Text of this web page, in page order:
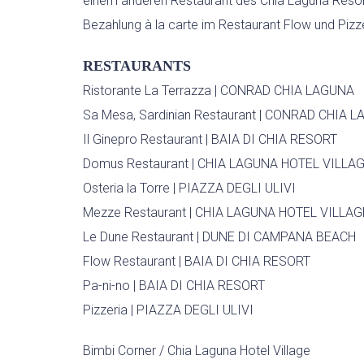
Bezahlung à la carte im Restaurant Flow und
RESTAURANTS
Ristorante La Terrazza | CONRAD CHIA LAGUNA
Sa Mesa, Sardinian Restaurant | CONRAD CHIA
Il Ginepro Restaurant | BAIA DI CHIA RESORT
Domus Restaurant | CHIA LAGUNA HOTEL
Osteria la Torre | PIAZZA DEGLI ULIVI
Mezze Restaurant | CHIA LAGUNA HOTEL
Le Dune Restaurant | DUNE DI CAMPANA BEACH
Flow Restaurant | BAIA DI CHIA RESORT
Pa-ni-no | BAIA DI CHIA RESORT
Pizzeria | PIAZZA DEGLI ULIVI
Bimbi Corner / Chia Laguna Hotel Village